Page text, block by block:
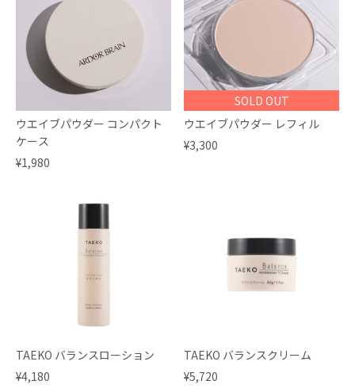
ウエイブパウダー コンパクト
ケース
¥1,980
SOLD OUT
ウエイブパウダー レフィル
¥3,300
TAEKO バランスローション
¥4,180
TAEKO バランスクリーム
¥5,720